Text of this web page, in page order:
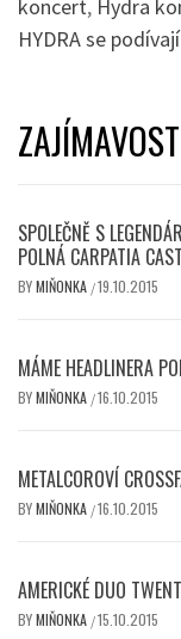
koncert, Hydra
HYDRA se
SPOLEČNĚ S
POLNÁ CARPATIA
BYMIŇONKA /19.10.2015
MÁME HEADLINERA
BYMIŇONKA /16.10.2015
METALCOROVÍ
BYMIŇONKA /16.10.2015
AMERICKÉ DUO
BYMIŇONKA /15.10.2015